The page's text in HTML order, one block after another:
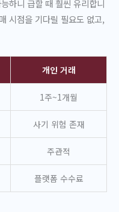
하니 급할 때 훨씬 유리합니
시점을 기다릴 필요도 없고,
개인 거래
1주~1개월
사기 위험 존재
주관적
플랫폼 수수료